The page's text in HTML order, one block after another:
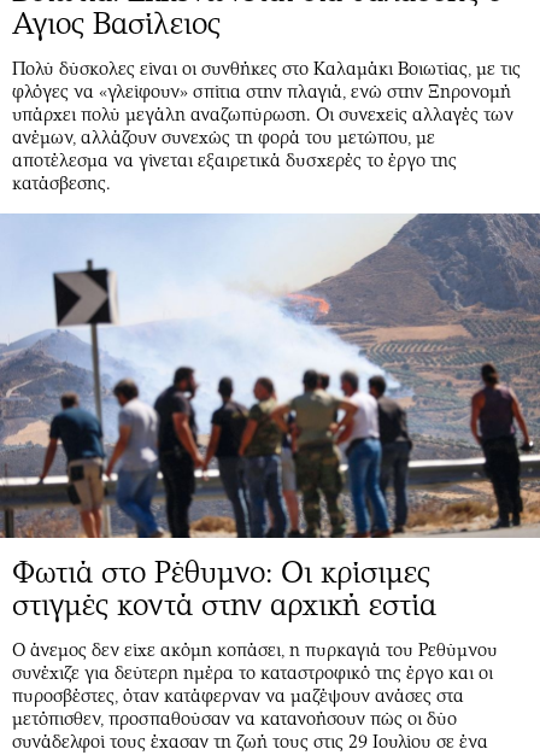
Αγιος Βασίλειος
Πολύ δύσκολες είναι οι συνθήκες στο Καλαμάκι Βοιωτίας, με τις
φλόγες να «γλείφουν» σπίτια στην πλαγιά, ενώ στην Ξηρονομή
υπάρχει πολύ μεγάλη αναζωπύρωση. Οι συνεχείς αλλαγές των
ανέμων, αλλάζουν συνεχώς τη φορά του μετώπου, με
αποτέλεσμα να γίνεται εξαιρετικά δυσχερές το έργο της
κατάσβεσης.
Φωτιά στο Ρέθυμνο: Οι κρίσιμες
στιγμές κοντά στην αρχική εστία
Ο άνεμος δεν είχε ακόμη κοπάσει, η πυρκαγιά του Ρεθύμνου
συνέχιζε για δεύτερη ημέρα το καταστροφικό της έργο και οι
πυροσβέστες, όταν κατάφερναν να μαζέψουν ανάσες στα
μετόπισθεν, προσπαθούσαν να κατανοήσουν πώς οι δύο
συνάδελφοί τους έχασαν τη ζωή τους στις 29 Ιουλίου σε ένα